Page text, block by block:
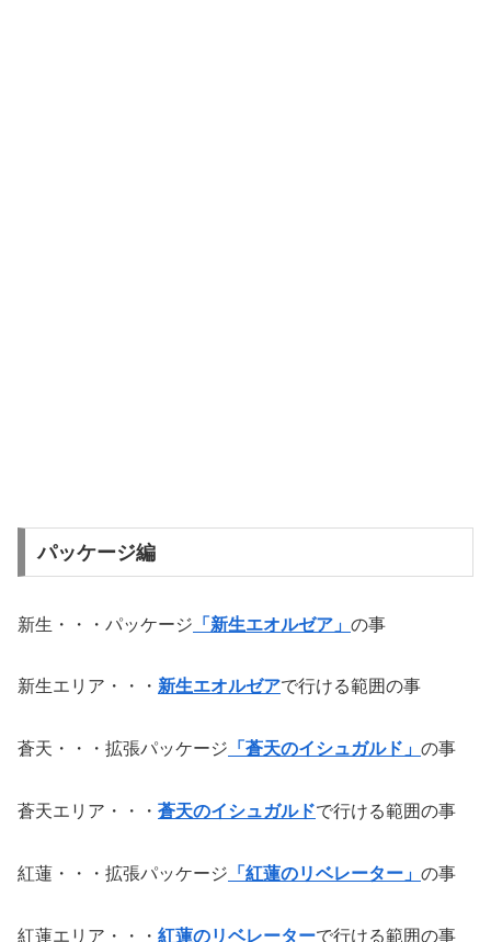
パッケージ編
新生・・・パッケージ 「新生エオルゼア」 の事
新生エリア・・・ 新生エオルゼアで行ける範囲の事
蒼天・・・拡張パッケージ 「蒼天のイシュガルド」 の事
蒼天エリア・・・ 蒼天のイシュガルドで行ける範囲の事
紅蓮・・・拡張パッケージ 「紅蓮のリベレーター」 の事
紅蓮エリア・・・ 紅蓮のリベレーターで行ける範囲の事